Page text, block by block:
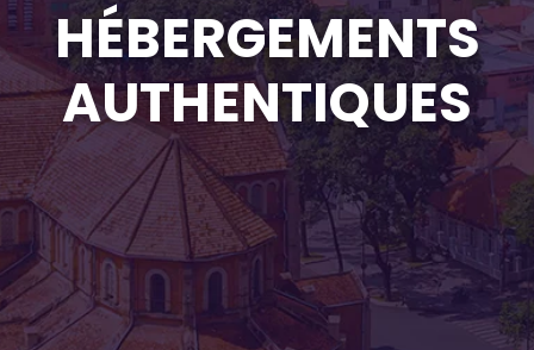
HÉBERGEMENTS
AUTHENTIQUES